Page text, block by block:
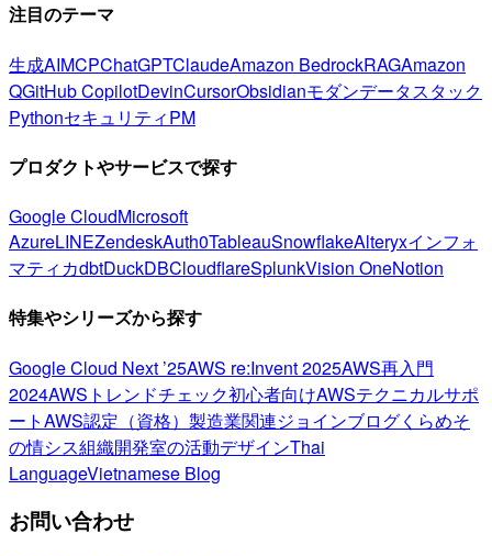
注目のテーマ
生成AIMCPChatGPTClaudeAmazon BedrockRAGAmazon
QGitHub CopilotDevinCursorObsidianモダンデータスタック
PythonセキュリティPM
プロダクトやサービスで探す
Google CloudMicrosoft
AzureLINEZendeskAuth0TableauSnowflakeAlteryxインフォ
マティカdbtDuckDBCloudflareSplunkVision OneNotion
特集やシリーズから探す
Google Cloud Next ’25AWS re:Invent 2025AWS再入門
2024AWSトレンドチェック初心者向けAWSテクニカルサポ
ートAWS認定（資格） 製造業関連ジョインブログくらめそ
の情シス組織開発室の活動デザインThai
LanguageVietnamese Blog
お問い合わせ